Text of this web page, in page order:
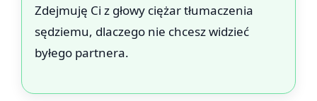
Zdejmuję Ci z głowy ciężar tłumaczenia
sędziemu, dlaczego nie chcesz widzieć
byłego partnera.